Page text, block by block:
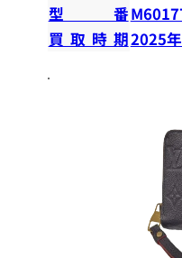
型番
買取時期2025